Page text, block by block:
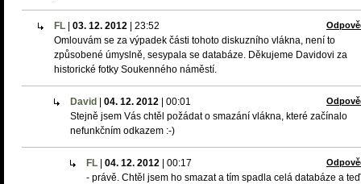
FL 03. 12. 2012 23:52
Omlouvám se za výpadek části tohoto diskuzního vlákna, není to
způsobené úmyslně, sesypala se databáze. Děkujeme Davidovi za
historické fotky Soukenného náměstí.
David 04. 12. 2012 00:01
Stejně jsem Vás chtěl požádat o smazání vlákna, které začínalo
nefunkčním odkazem :-)
FL 04. 12. 2012 00:17
- právě. Chtěl jsem ho smazat a tím spadla celá databáze a teď